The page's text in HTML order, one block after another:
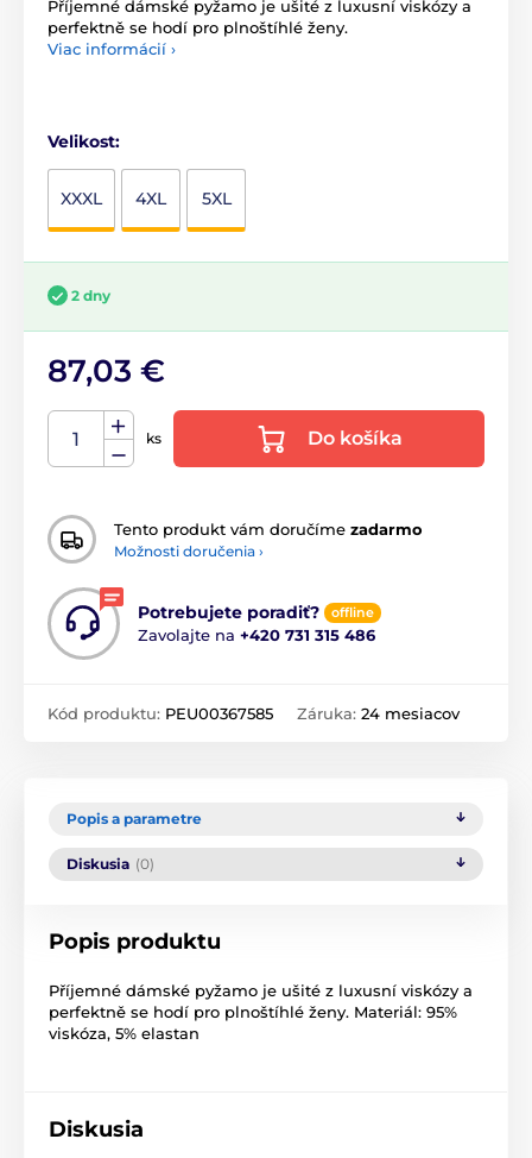
Příjemné dámské pyžamo je ušité z luxusní viskózy a
perfektně se hodí pro plnoštíhlé ženy.
Viac informácií ›
Velikost:
XXXL 4XL 5XL
2 dny
87,03 €
ks Do košíka
Tento produkt vám doručíme zadarmo
Možnosti doručenia ›
Potrebujete poradiť? offline
Zavolajte na +420 731 315 486
Kód produktu: PEU00367585 Záruka: 24 mesiacov
Popis a parametre
Diskusia (0)
Popis produktu
Příjemné dámské pyžamo je ušité z luxusní viskózy a
perfektně se hodí pro plnoštíhlé ženy. Materiál: 95%
viskóza, 5% elastan
Diskusia